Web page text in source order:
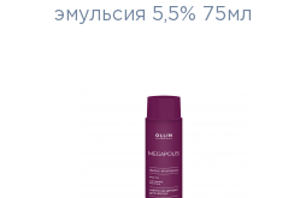
эмульсия 5,5% 75мл